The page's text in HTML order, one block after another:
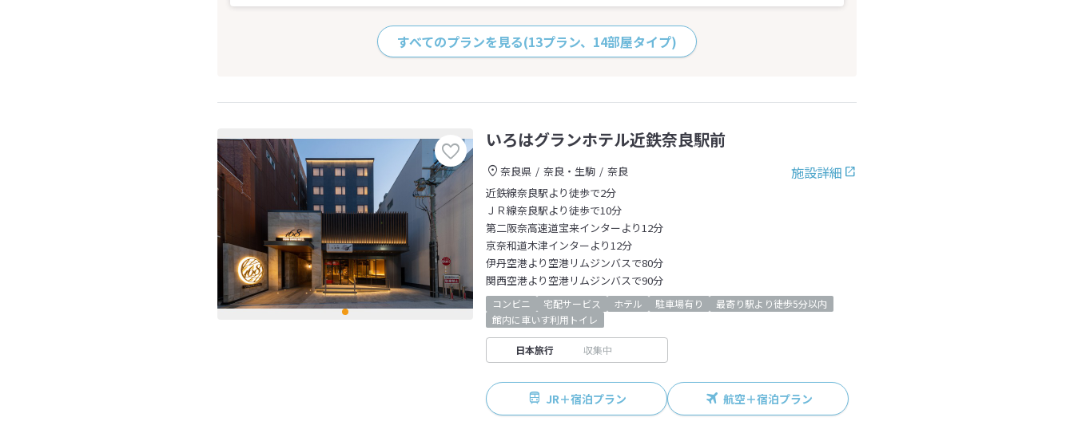
すべてのプランを見る(13プラン、14部屋タイプ)
いろはグランホテル近鉄奈良駅前
施設詳細
奈良県 奈良・生駒
奈良
近鉄線奈良駅より徒歩で2分
ＪＲ線奈良駅より徒歩で10分
第二阪奈高速道宝来インターより12分
京奈和道木津インターより12分
伊丹空港より空港リムジンバスで80分
関西空港より空港リムジンバスで90分
コンビニ 宅配サービス ホテル 駐車場有り
最寄り駅より徒歩5分以内
館内に車いす利用トイレ
日本旅行 収集中
JR＋宿泊プラン 航空＋宿泊プラン